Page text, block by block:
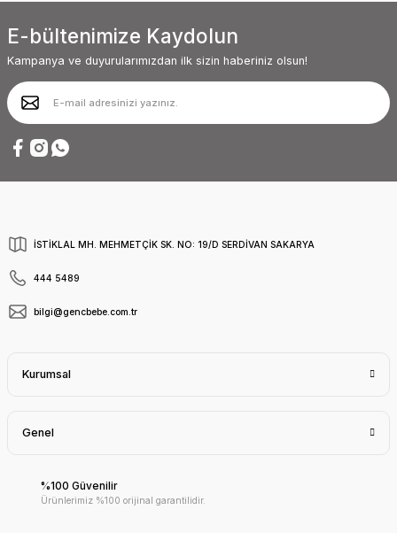
E-bültenimize Kaydolun
Kampanya ve duyurularımızdan ilk sizin haberiniz olsun!
İSTİKLAL MH. MEHMETÇİK SK. NO: 19/D SERDİVAN SAKARYA
444 5489
bilgi@gencbebe.com.tr
Kurumsal
Genel
%100 Güvenilir
Ürünlerimiz %100 orijinal garantilidir.